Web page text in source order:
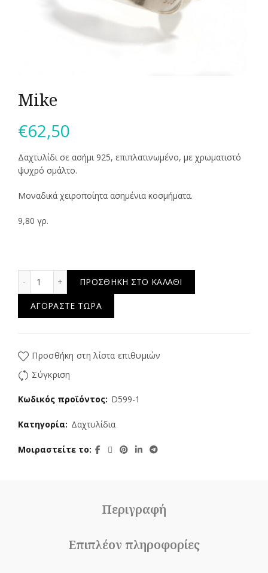
Mike
€62,50
Δαχτυλίδι σε ασήμι 925, επιπλατινωμένο, με χρωματιστό
ψυχρό σμάλτο.
Μοναδικά χειροποίητα ασημένια κοσμήματα.
9,80 γρ.
ΠΡΟΣΘΉΚΗ ΣΤΟ ΚΑΛΆΘΙ
ΑΓΟΡΆΣΤΕ ΤΏΡΑ
Προσθήκη στη λίστα επιθυμιών
Σύγκριση
Κωδικός προϊόντος: D599-1
Κατηγορία: Δαχτυλίδια
Μοιραστείτε το
Περιγραφή
Επιπλέον πληροφορίες